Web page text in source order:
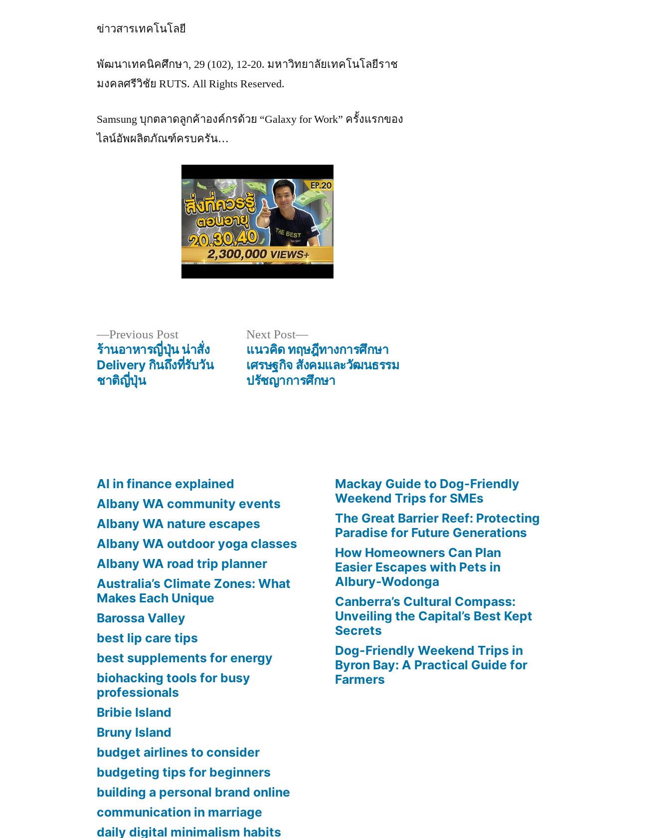
ข่าวสารเทคโนโลยี
พัฒนาเทคนิคศึกษา, 29 (102), 12-20. มหาวิทยาลัยเทคโนโลยีราช
มงคลศรีวิชัย RUTS. All Rights Reserved.
Samsung บุกตลาดลูกค้าองค์กรด้วย “Galaxy for Work” ครั้งแรกของ
ไลน์อัพผลิตภัณฑ์ครบครัน…
navigation
Previous PostPrevious
post:
ร้านอาหารญี่ปุ่น น่าสั่ง
Delivery กินถึงที่รับวัน
ชาติญี่ปุ่น
Next Post
Next
post:
แนวคิด ทฤษฎีทางการศึกษา
เศรษฐกิจ สังคมและวัฒนธรรม
ปรัชญาการศึกษา
AI in finance explained
Albany WA community events
Albany WA nature escapes
Albany WA outdoor yoga classes
Albany WA road trip planner
Australia’s Climate Zones: What
Makes Each Unique
Barossa Valley
best lip care tips
best supplements for energy
biohacking tools for busy
professionals
Bribie Island
Bruny Island
budget airlines to consider
budgeting tips for beginners
building a personal brand online
communication in marriage
daily digital minimalism habits
Mackay Guide to Dog-Friendly
Weekend Trips for SMEs
The Great Barrier Reef: Protecting
Paradise for Future Generations
How Homeowners Can Plan
Easier Escapes with Pets in
Albury-Wodonga
Canberra’s Cultural Compass:
Unveiling the Capital’s Best Kept
Secrets
Dog-Friendly Weekend Trips in
Byron Bay: A Practical Guide for
Farmers